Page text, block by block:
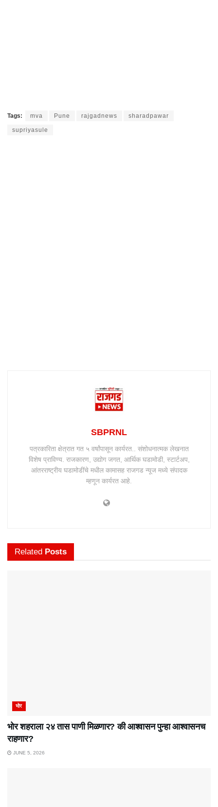
Tags: mva Pune rajgadnews sharadpawar
supriyasule
SBPRNL
पत्रकारिता क्षेत्रात गत ५ वर्षांपासून कार्यरत.. संशोधनात्मक लेखनात
विशेष प्राविण्य. राजकारण, उद्योग जगत, आर्थिक घडामोडी, स्टार्टअप,
आंतरराष्ट्रीय घडामोडींचे मधील कामासह राजगड न्यूज मध्ये संपादक
म्हणून कार्यरत आहे.
Related Posts
भोर
भोर शहराला २४ तास पाणी मिळणार? की आश्वासन पुन्हा आश्वासनच
राहणार?
JUNE 5, 2026